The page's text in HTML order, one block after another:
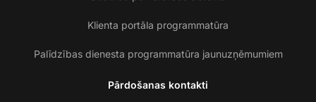
Klienta portāla programmatūra
Palīdzības dienesta programmatūra jaunuzņēmumiem
Pārdošanas kontakti